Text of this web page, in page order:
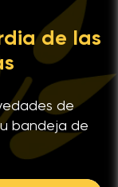
de las
de
bandeja de